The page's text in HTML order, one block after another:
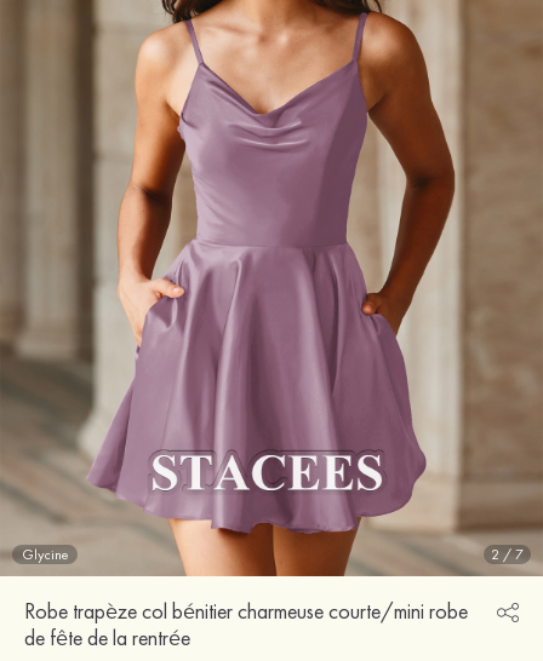
Glycine 2 /7
Robe trapèze col bénitier charmeuse courte/mini robe
de fête de la rentrée